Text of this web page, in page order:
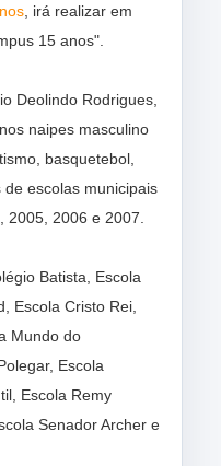
, irá realizar em
15 anos".
Deolindo Rodrigues,
naipes masculino
basquetebol,
escolas municipais
2006 e 2007.
Batista, Escola
Escola Cristo Rei,
Mundo do
Escola
Escola Remy
Senador Archer e